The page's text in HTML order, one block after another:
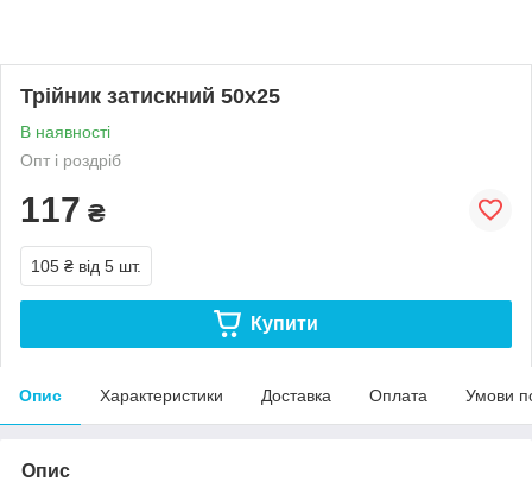
Трійник затискний 50х25
В наявності
Опт і роздріб
117 ₴
105 ₴ від 5 шт.
Купити
Опис Характеристики Доставка Оплата Умови
Опис